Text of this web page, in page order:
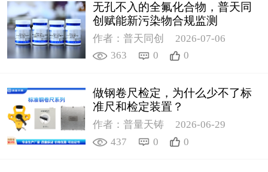
无孔不入的全氟化合物，普天同
创赋能新污染物合规监测
作者：普天同创
2026-07-06
363
0 0
做钢卷尺检定，为什么少不了标
准尺和检定装置？
作者：普量天铸
2026-06-29
437
0 0